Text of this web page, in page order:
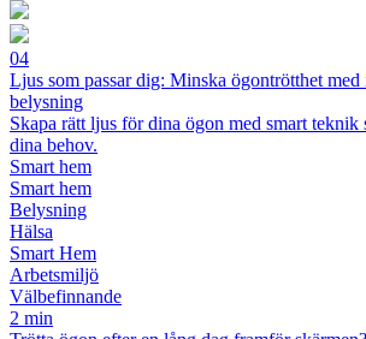
04
Ljus som passar dig: Minska ögontrötthet
belysning
Skapa rätt ljus för dina ögon med smart teknik
dina behov.
Smart hem
Smart hem
Belysning
Hälsa
Smart Hem
Arbetsmiljö
Välbefinnande
2 min